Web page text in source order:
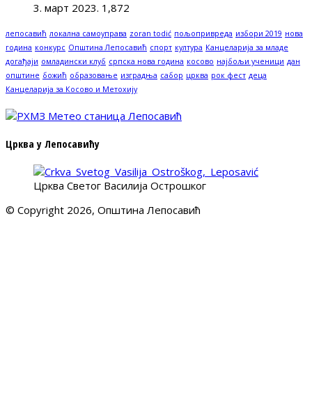
3. март 2023. 1,872
лепосавић локална самоуправа zoran todić пољопривреда избори 2019 нова
година конкурс Општина Лепосавић спорт култура Канцеларија за младе
догађаји омладински клуб српска нова година косово најбољи ученици дан
општине божић образовање изградња сабор црква рок фест деца
Канцеларија за Косово и Метохију
Црква у Лепосавићу
Црква Светог Василија Острошког
© Copyright 2026, Општина Лепосавић